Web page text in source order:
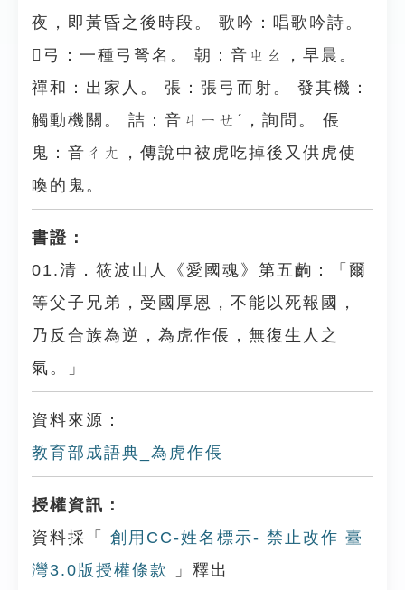
夜，即黃昏之後時段。 歌吟：唱歌吟詩。
弓：一種弓弩名。 朝：音ㄓㄠ，早晨。
禪和：出家人。 張：張弓而射。 發其機：
觸動機關。 詰：音ㄐㄧㄝˊ，詢問。 倀
鬼：音ㄔㄤ，傳說中被虎吃掉後又供虎使
喚的鬼。
書證：
01.清．筱波山人《愛國魂》第五齣：「爾
等父子兄弟，受國厚恩，不能以死報國，
乃反合族為逆，為虎作倀，無復生人之
氣。」
資料來源：
教育部成語典_為虎作倀
授權資訊：
資料採「
創用CC-姓名標示- 禁止改作 臺
灣3.0版授權條款
」釋出